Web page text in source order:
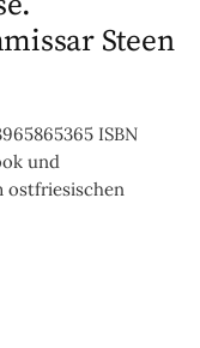
Steen
ISBN
und
ostfriesischen